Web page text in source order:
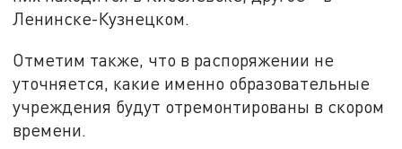
Ленинске-Кузнецком.
Отметим также, что в распоряжении не
уточняется, какие именно образовательные
учреждения будут отремонтированы в скором
времени.